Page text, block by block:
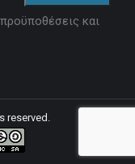
και
reserved.